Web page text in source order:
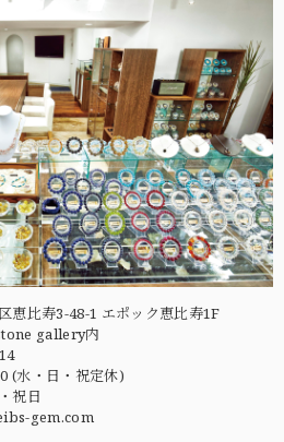
恵比寿3-48-1 エポック恵比寿1F
gallery内
(水・日・祝定休)
祝日
gem.com